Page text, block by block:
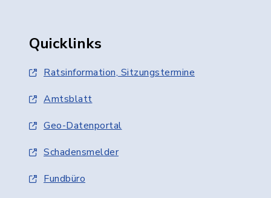
Quicklinks
Ratsinformation, Sitzungstermine
Amtsblatt
Geo-Datenportal
Schadensmelder
Fundbüro